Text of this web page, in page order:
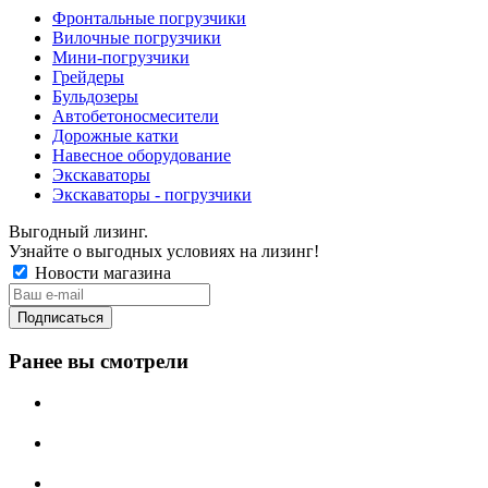
Фронтальные погрузчики
Вилочные погрузчики
Мини-погрузчики
Грейдеры
Бульдозеры
Автобетоносмесители
Дорожные катки
Навесное оборудование
Экскаваторы
Экскаваторы - погрузчики
Выгодный лизинг.
Узнайте о выгодных условиях на лизинг!
Новости магазина
Ранее вы смотрели